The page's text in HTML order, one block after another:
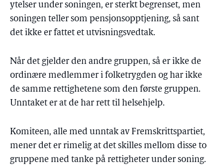
ytelser under soningen, er sterkt begrenset, men
soningen teller som pensjonsopptjening, så sant
det ikke er fattet et utvisningsvedtak.
Når det gjelder den andre gruppen, så er ikke de
ordinære medlemmer i folketrygden og har ikke
de samme rettighetene som den første gruppen.
Unntaket er at de har rett til helsehjelp.
Komiteen, alle med unntak av Fremskrittspartiet,
mener det er rimelig at det skilles mellom disse to
gruppene med tanke på rettigheter under soning.